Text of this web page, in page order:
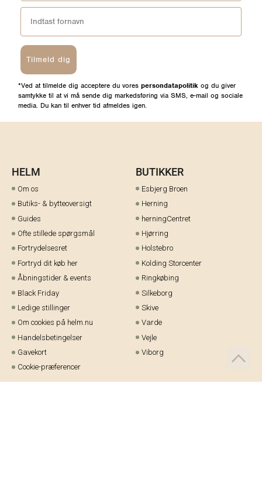
Tilmeld dig
*Ved at tilmelde dig acceptere du vores persondatapolitik og du giver
samtykke til at vi må sende dig markedsføring via SMS, e-mail og sociale
media. Du kan til enhver tid afmeldes igen.
HELM
Om os
Butiks- & bytteoversigt
Guides
Ofte stillede spørgsmål
Fortrydelsesret
Fortryd dit køb her
Åbningstider & events
Black Friday
Ledige stillinger
Om cookies på helm.nu
Handelsbetingelser
Gavekort
Cookie-præferencer
BUTIKKER
Esbjerg Broen
Herning
herningCentret
Hjørring
Holstebro
Kolding Storcenter
Ringkøbing
Silkeborg
Skive
Varde
Vejle
Viborg